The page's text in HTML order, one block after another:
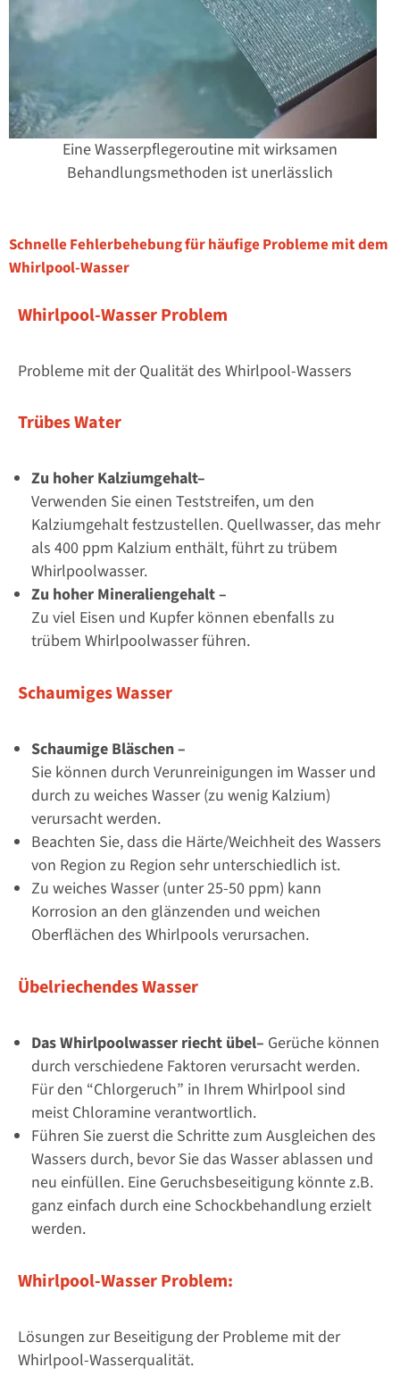
Eine Wasserpflegeroutine mit wirksamen
Behandlungsmethoden ist unerlässlich
Schnelle Fehlerbehebung für häufige Probleme mit dem
Whirlpool-Wasser
Whirlpool-Wasser Problem
Probleme mit der Qualität des Whirlpool-Wassers
Trübes Water
Zu hoher Kalziumgehalt–
Verwenden Sie einen Teststreifen, um den
Kalziumgehalt festzustellen. Quellwasser, das mehr
als 400 ppm Kalzium enthält, führt zu trübem
Whirlpoolwasser.
Zu hoher Mineraliengehalt –
Zu viel Eisen und Kupfer können ebenfalls zu
trübem Whirlpoolwasser führen.
Schaumiges Wasser
Schaumige Bläschen –
Sie können durch Verunreinigungen im Wasser und
durch zu weiches Wasser (zu wenig Kalzium)
verursacht werden.
Beachten Sie, dass die Härte/Weichheit des Wassers
von Region zu Region sehr unterschiedlich ist.
Zu weiches Wasser (unter 25-50 ppm) kann
Korrosion an den glänzenden und weichen
Oberflächen des Whirlpools verursachen.
Übelriechendes Wasser
Das Whirlpoolwasser riecht übel– Gerüche können
durch verschiedene Faktoren verursacht werden.
Für den “Chlorgeruch” in Ihrem Whirlpool sind
meist Chloramine verantwortlich.
Führen Sie zuerst die Schritte zum Ausgleichen des
Wassers durch, bevor Sie das Wasser ablassen und
neu einfüllen. Eine Geruchsbeseitigung könnte z.B.
ganz einfach durch eine Schockbehandlung erzielt
werden.
Whirlpool-Wasser Problem:
Lösungen zur Beseitigung der Probleme mit der
Whirlpool-Wasserqualität.